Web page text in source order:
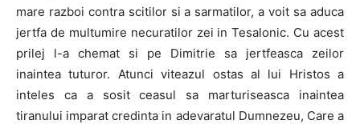
mare razboi contra scitilor si a sarmatilor, a voit sa aduca
jertfa de multumire necuratilor zei in Tesalonic. Cu acest
prilej l-a chemat si pe Dimitrie sa jertfeasca zeilor
inaintea tuturor. Atunci viteazul ostas al lui Hristos a
inteles ca a sosit ceasul sa marturiseasca inaintea
tiranului imparat credinta in adevaratul Dumnezeu, Care a